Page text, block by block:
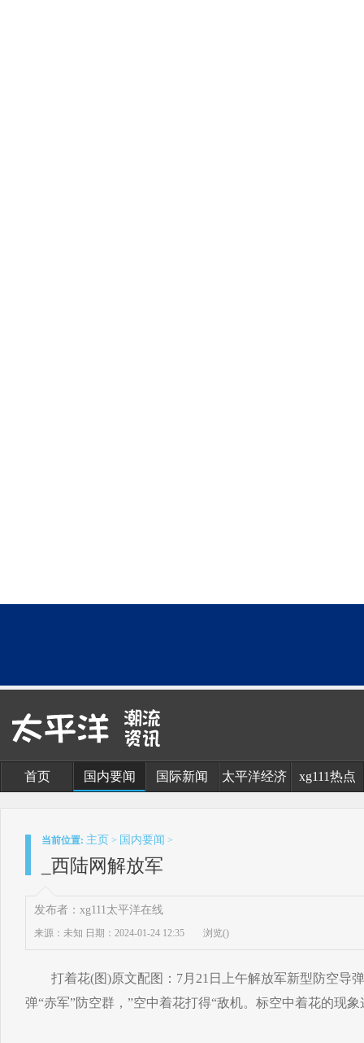
首页 国内要闻 国际新闻 太平洋经济 xg111热点
当前位置: 主页 > 国内要闻 >
_西陆网解放军
发布者：xg111太平洋在线
来源：未知 日期：2024-01-24 12:35 浏览()
打着花(图)原文配图：7月21日上午解放军新型防空导弹
弹“赤军”防空群，”空中着花打得“敌机。标空中着花的现